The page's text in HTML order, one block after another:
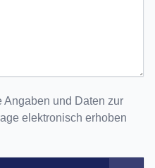
Angaben und Daten zur
elektronisch erhoben